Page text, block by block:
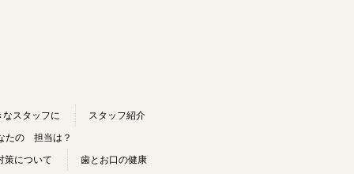
なスタッフに
スタッフ紹介
たの 担当は？
策について 歯とお口の健康